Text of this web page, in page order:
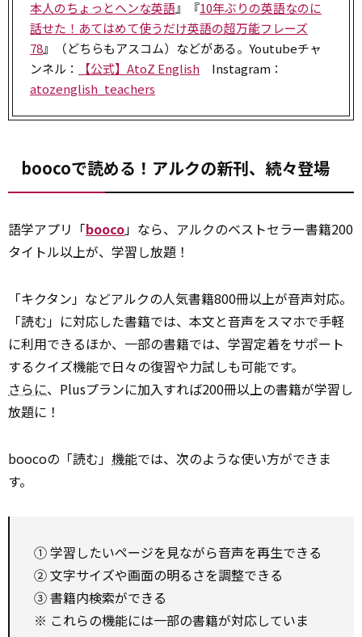
本人のちょっとヘンな英語』『10年ぶりの英語なのに
話せた！あてはめて使うだけ英語の超万能フレーズ
78』（どちらもアスコム）などがある。Youtubeチャ
ンネル：
【公式】AtoZ English Instagram：
atozenglish_teachers
boocoで読める！アルクの新刊、続々登場
語学アプリ「booco」なら、アルクのベストセラー書籍200
タイトル以上が、学習し放題！
「キクタン」などアルクの人気書籍800冊以上が音声対応。
「読む」に対応した書籍では、本文と音声をスマホで手軽
に利用できるほか、一部の書籍では、学習定着をサポート
するクイズ機能で日々の復習や力試しも可能です。
さらに、Plusプランに加入すれば200冊以上の書籍が学習し
放題に！
boocoの「読む」 機能では、次のような使い方ができま
す。
① 学習したいページを見ながら音声を再生できる
② 文字サイズや画面の明るさを調整できる
③ 書籍内検索ができる
※ これらの機能には一部の書籍が対応していま